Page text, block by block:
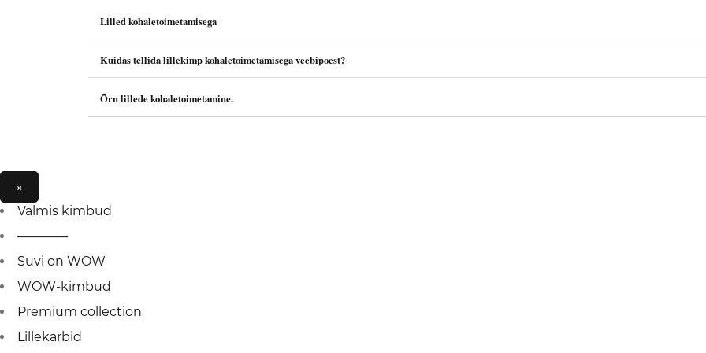
Lilled kohaletoimetamisega
Kuidas tellida lillekimp kohaletoimetamisega veebipoest?
Õrn lillede kohaletoimetamine.
×
Valmis kimbud
————
Suvi on WOW
WOW-kimbud
Premium collection
Lillekarbid